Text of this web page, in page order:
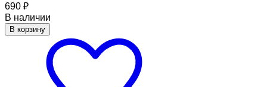
690 ₽
В наличии
В корзину